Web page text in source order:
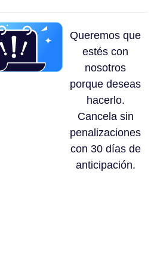
Queremos que
estés con
nosotros
porque deseas
hacerlo.
Cancela sin
penalizaciones
con 30 días de
anticipación.